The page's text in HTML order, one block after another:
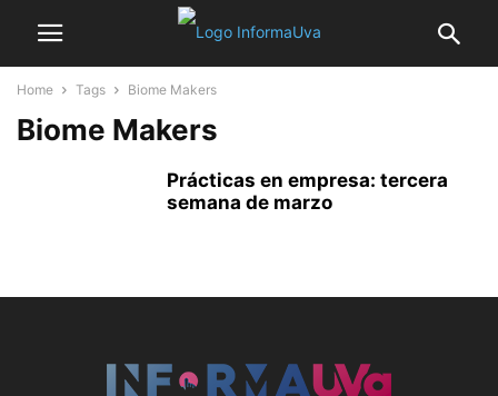
Home Tags Biome Makers
Biome Makers
Prácticas en empresa: tercera
semana de marzo